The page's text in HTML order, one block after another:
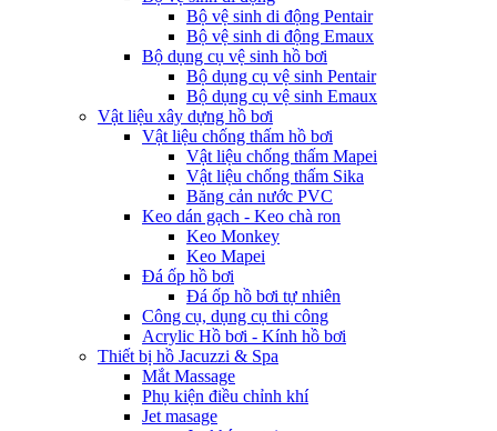
Bộ vệ sinh di động Pentair
Bộ vệ sinh di động Emaux
Bộ dụng cụ vệ sinh hồ bơi
Bộ dụng cụ vệ sinh Pentair
Bộ dụng cụ vệ sinh Emaux
Vật liệu xây dựng hồ bơi
Vật liệu chống thấm hồ bơi
Vật liệu chống thấm Mapei
Vật liệu chống thấm Sika
Băng cản nước PVC
Keo dán gạch - Keo chà ron
Keo Monkey
Keo Mapei
Đá ốp hồ bơi
Đá ốp hồ bơi tự nhiên
Công cụ, dụng cụ thi công
Acrylic Hồ bơi - Kính hồ bơi
Thiết bị hồ Jacuzzi & Spa
Mắt Massage
Phụ kiện điều chỉnh khí
Jet masage